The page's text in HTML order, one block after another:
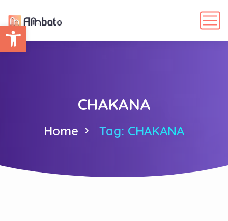
Abrir barra de herramientas
CHAKANA
Home Tag: CHAKANA